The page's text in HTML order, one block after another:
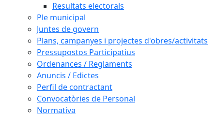
Resultats electorals
Ple municipal
Juntes de govern
Plans, campanyes i projectes d'obres/activitats
Pressupostos Participatius
Ordenances / Reglaments
Anuncis / Edictes
Perfil de contractant
Convocatòries de Personal
Normativa